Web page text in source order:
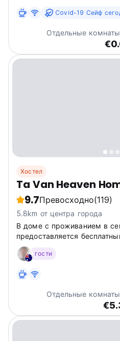
bamboo forest that make
are emerging themselves
Covid-19 Сейф
Отдельные
Хостел
Ta Van Heaven
9.7Превосходно(119)
5.8km от центра города
В доме с проживанием в
предоставляется
гости
Отдельные